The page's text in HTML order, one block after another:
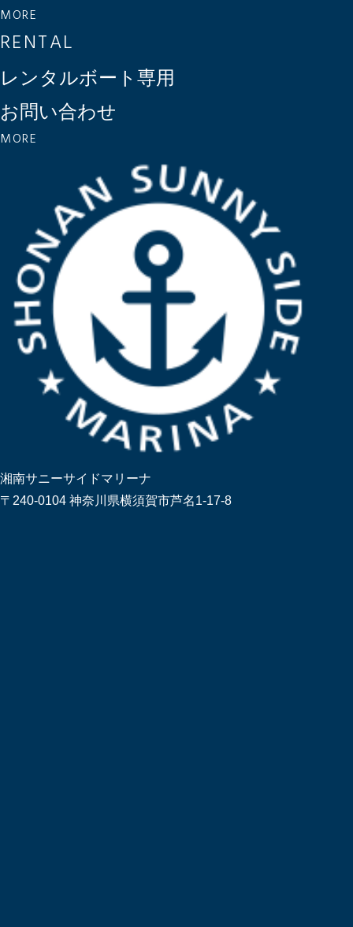
MORE
RENTAL
レンタルボート専用
お問い合わせ
MORE
湘南サニーサイドマリーナ
〒240-0104 神奈川県横須賀市芦名1-17-8